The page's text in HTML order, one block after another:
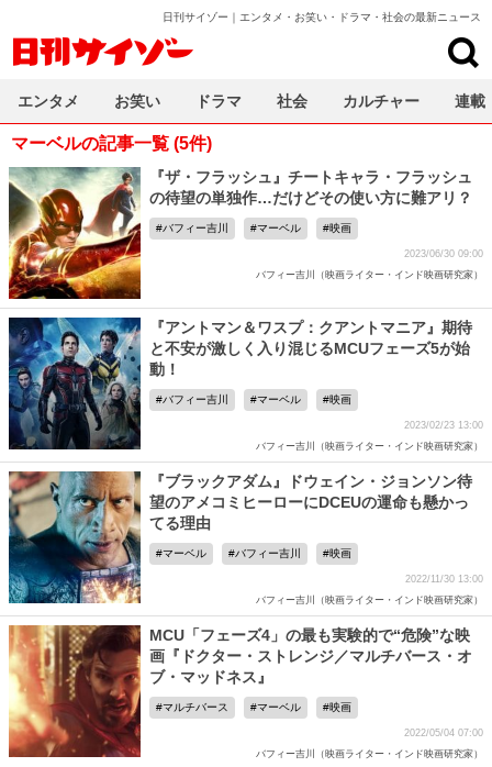
日刊サイゾー｜エンタメ・お笑い・ドラマ・社会の最新ニュース
マーベルの記事一覧 (5件)
『ザ・フラッシュ』チートキャラ・フラッシュ
の待望の単独作…だけどその使い方に難アリ？
バフィー吉川 マーベル 映画
2023/06/30 09:00
バフィー吉川（映画ライター・インド映画研究家）
『アントマン＆ワスプ：クアントマニア』期待
と不安が激しく入り混じるMCUフェーズ5が始
動！
バフィー吉川 マーベル 映画
2023/02/23 13:00
バフィー吉川（映画ライター・インド映画研究家）
『ブラックアダム』ドウェイン・ジョンソン待
望のアメコミヒーローにDCEUの運命も懸かっ
てる理由
マーベル バフィー吉川 映画
2022/11/30 13:00
バフィー吉川（映画ライター・インド映画研究家）
MCU「フェーズ4」の最も実験的で“危険”な映
画『ドクター・ストレンジ／マルチバース・オ
ブ・マッドネス』
マルチバース マーベル 映画
2022/05/04 07:00
バフィー吉川（映画ライター・インド映画研究家）
エンタメ お笑い ドラマ 社会 カルチャー 連載